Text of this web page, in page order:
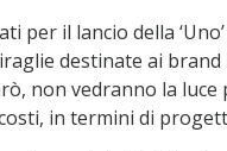
per il lancio della
destinate ai brand
non vedranno la luce
in termini di